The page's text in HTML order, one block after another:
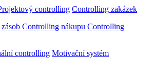
controlling Controlling zakázek
Controlling nákupu Controlling
controlling Motivační systém